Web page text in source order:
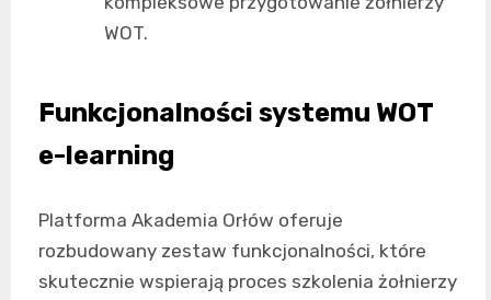
WOT.
Funkcjonalności systemu WOT
e-learning
Platforma Akademia Orłów oferuje
rozbudowany zestaw funkcjonalności, które
skutecznie wspierają proces szkolenia żołnierzy